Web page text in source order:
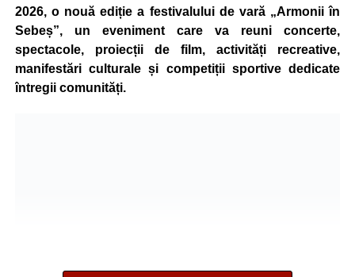
2026, o nouă ediție a festivalului de vară „Armonii în
Sebeș”, un eveniment care va reuni concerte,
spectacole, proiecții de film, activități recreative,
manifestări culturale și competiții sportive dedicate
întregii comunități.